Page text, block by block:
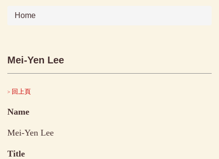
Home
Mei-Yen Lee
> 回上頁
Name
Mei-Yen Lee
Title